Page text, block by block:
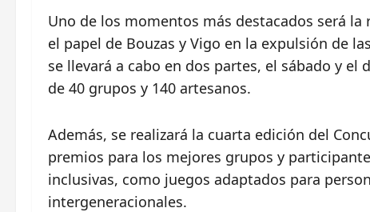
Uno de los momentos más destacados será
el papel de Bouzas y Vigo en la expulsión de
se llevará a cabo en dos partes, el sábado y
de 40 grupos y 140 artesanos.
Además, se realizará la cuarta edición del
premios para los mejores grupos y
inclusivas, como juegos adaptados para
intergeneracionales.